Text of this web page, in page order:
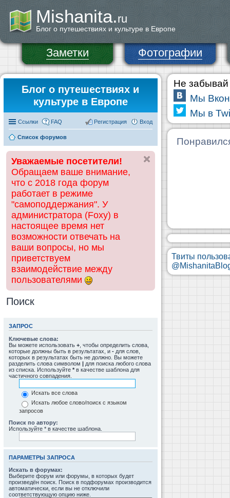
Mishanita.ru
Блог о путешествиях и культуре в Европе
Заметки Фотографии
Блог о путешествиях и
культуре в Европе
Ссылки FAQ Вход
Регистрация
Список форумов
Уважаемые посетители!
Обращаем ваше внимание,
что с 2018 года форум
работает в режиме
"самоподдержания". У
администратора (Foxy) в
настоящее время нет
возможности отвечать на
ваши вопросы, но мы
приветствуем
взаимодействие между
пользователями
Поиск
ЗАПРОС
Ключевые слова:
Вы можете использовать + , чтобы определить слова,
которые должны быть в результатах, и - для слов,
которых в результатах быть не должно. Вы можете
разделить слова символом | для поиска любого слова
из списка. Используйте * в качестве шаблона для
частичного совпадения.
Искать все слова
Искать любое слово/поиск с языком
запросов
Поиск по автору:
Используйте * в качестве шаблона.
ПАРАМЕТРЫ ЗАПРОСА
Искать в форумах:
Выберите форум или форумы, в которых будет
произведён поиск. Поиск в подфорумах производится
автоматически, если вы не отключили
соответствующую опцию ниже.
Не забывай
Мы
Мы в
Твиты